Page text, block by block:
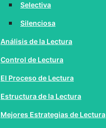
Selectiva
Silenciosa
Análisis de la Lectura
Control de Lectura
El Proceso de Lectura
Estructura de la Lectura
Mejores Estrategias de Lectura